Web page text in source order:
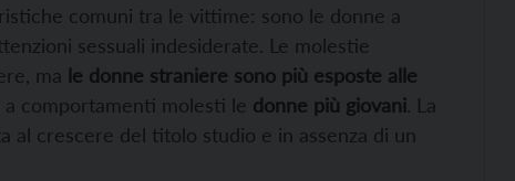
comuni tra le vittime: sono le donne a
sessuali indesiderate. Le molestie
ma le donne straniere sono più esposte alle
a comportamenti molesti le donne più giovani. La
al crescere del titolo studio e in assenza di un